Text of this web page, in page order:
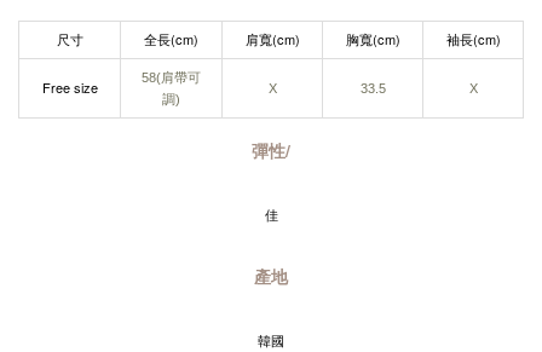
尺寸 全長(cm) 肩寬(cm) 胸寬(cm) 袖長(cm)
Free size
58(肩帶可
調)
X 33.5 X
彈性/
佳
產地
韓國